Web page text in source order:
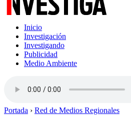
Inicio
Investigación
Investigando
Publicidad
Medio Ambiente
Portada › Red de Medios Regionales